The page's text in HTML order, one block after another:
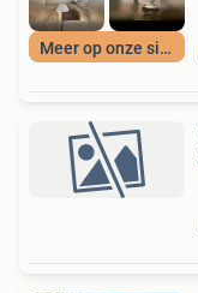
Meer op onze site